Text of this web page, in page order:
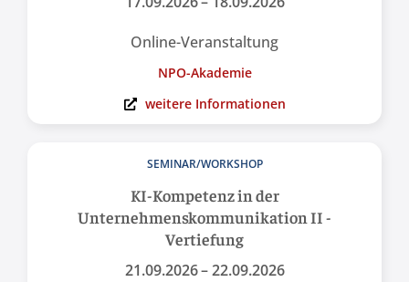
Online-Veranstaltung
NPO-Akademie
weitere Informationen
SEMINAR/WORKSHOP
KI-Kompetenz in der
Unternehmenskommunikation II -
Vertiefung
21.09.2026– 22.09.2026